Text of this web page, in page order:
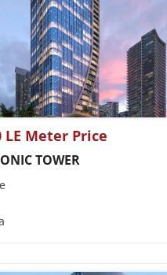
LE Meter Price
TOWER